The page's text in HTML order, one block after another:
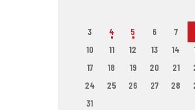
3
4 5 6 7
10
11 12 13 14
17
18 19 20 21
24
25 26 27 28
31